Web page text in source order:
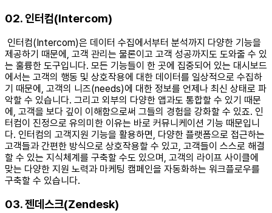
02. 인터컴(Intercom)
인터컴(Intercom)은 데이터 수집에서부터 분석까지 다양한 기능을
제공하기 때문에, 고객 관리는 물론이고 고객 성공까지도 도와줄 수 있
는 훌륭한 도구입니다. 모든 기능들이 한 곳에 집중되어 있는 대시보드
에서는 고객의 행동 및 상호작용에 대한 데이터를 일상적으로 수집하
기 때문에, 고객의 니즈(needs)에 대한 정보를 언제나 최신 상태로 파
악할 수 있습니다. 그리고 외부의 다양한 앱과도 통합할 수 있기 때문
에, 고객을 보다 깊이 이해함으로써 그들의 경험을 강화할 수 있죠. 인
터컴이 진정으로 유의미한 이유는 바로 커뮤니케이션 기능 때문입니
다. 인터컴의 고객지원 기능을 활용하면, 다양한 플랫폼으로 접근하는
고객들과 간편한 방식으로 상호작용할 수 있고, 고객들이 스스로 해결
할 수 있는 지식체계를 구축할 수도 있으며, 고객의 라이프 사이클에
맞는 다양한 지원 노력과 마케팅 캠페인을 자동화하는 워크플로우를
구축할 수 있습니다. ​
03. 젠데스크(Zendesk)